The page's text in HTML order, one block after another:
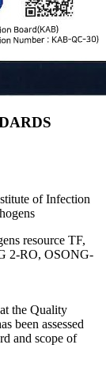
of Infection
resource TF,
2-RO, OSONG-
the Quality
been assessed
and scope of